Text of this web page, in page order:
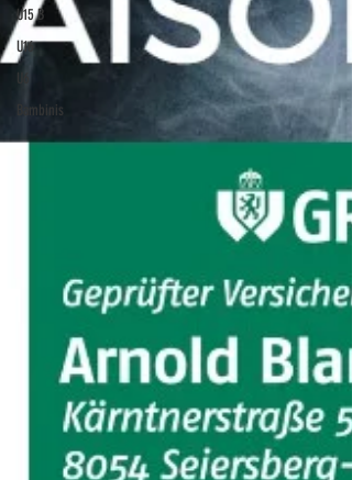
U15 B
U16
U6
Bambinis